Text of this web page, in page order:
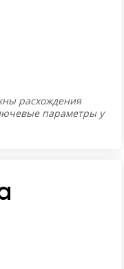
расхождения
параметры у